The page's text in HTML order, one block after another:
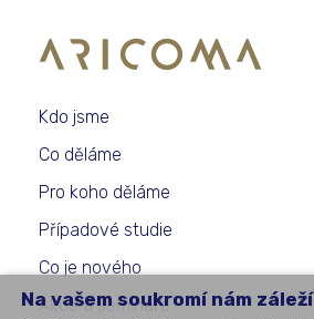
Na vašem soukromí nám záleží
Kdo jsme
Co děláme
Pro koho děláme
Případové studie
Co je nového
Akce a semináře